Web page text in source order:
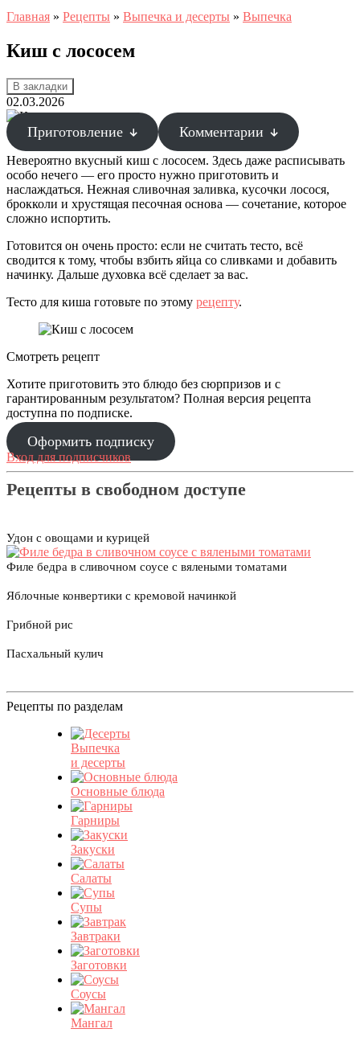
Главная » Рецепты » Выпечка и десерты » Выпечка
Киш с лососем
В закладки
02.03.2026
Приготовление Комментарии
Невероятно вкусный киш с лососем. Здесь даже расписывать
особо нечего — его просто нужно приготовить и
наслаждаться. Нежная сливочная заливка, кусочки лосося,
брокколи и хрустящая песочная основа — сочетание, которое
сложно испортить.
Готовится он очень просто: если не считать тесто, всё
сводится к тому, чтобы взбить яйца со сливками и добавить
начинку. Дальше духовка всё сделает за вас.
Тесто для киша готовьте по этому рецепту.
Смотреть рецепт
Хотите приготовить это блюдо без сюрпризов и с
гарантированным результатом? Полная версия рецепта
доступна по подписке.
Оформить подписку
Вход для подписчиков
Рецепты в свободном доступе
Удон с овощами и курицей
Филе бедра в сливочном соусе с вялеными томатами
Яблочные конвертики с кремовой начинкой
Грибной рис
Пасхальный кулич
Рецепты по разделам
Выпечка
и десерты
Основные блюда
Гарниры
Закуски
Салаты
Супы
Завтраки
Заготовки
Соусы
Мангал